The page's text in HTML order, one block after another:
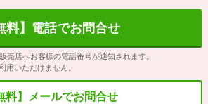
料】電話でお問合せ
売店へお客様の電話番号が通知されます。
用いただけません。
料】メールでお問合せ